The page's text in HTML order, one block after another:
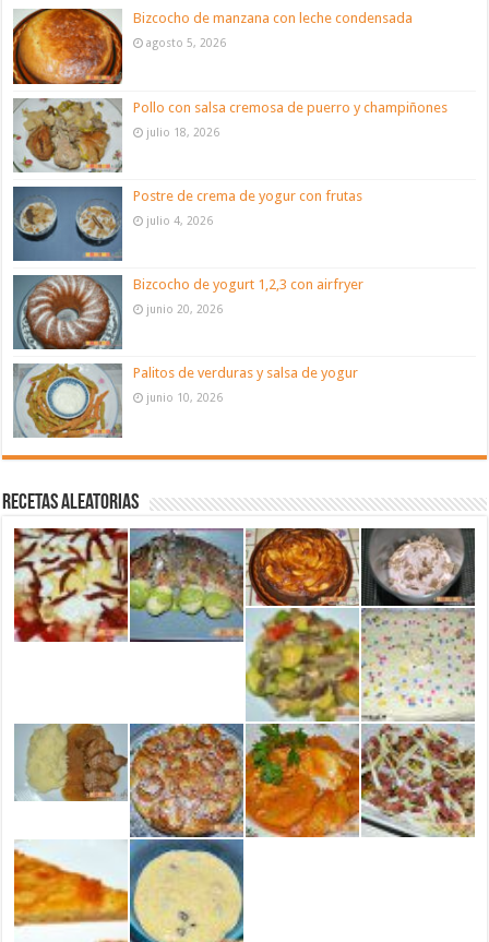
Bizcocho de manzana con leche condensada
agosto 5, 2026
Pollo con salsa cremosa de puerro y champiñones
julio 18, 2026
Postre de crema de yogur con frutas
julio 4, 2026
Bizcocho de yogurt 1,2,3 con airfryer
junio 20, 2026
Palitos de verduras y salsa de yogur
junio 10, 2026
Recetas aleatorias